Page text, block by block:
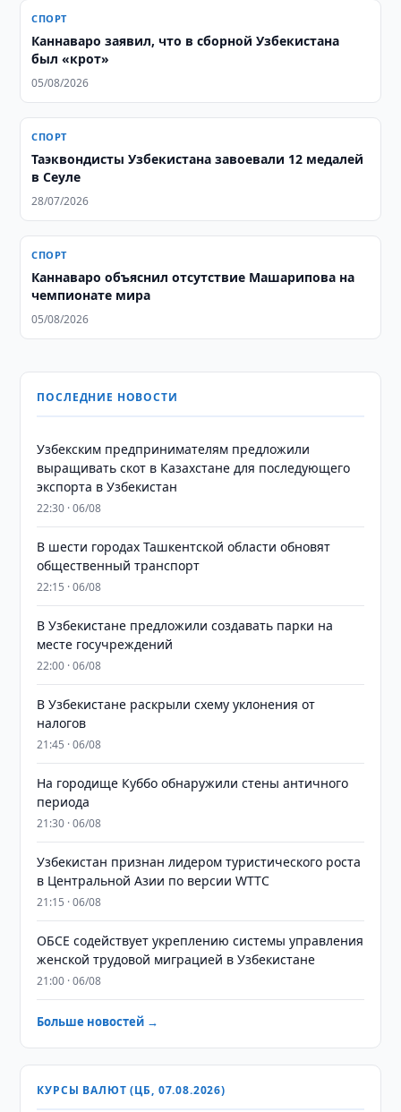
СПОРТ
Каннаваро заявил, что в сборной Узбекистана
был «крот»
05/08/2026
СПОРТ
Таэквондисты Узбекистана завоевали 12 медалей
в Сеуле
28/07/2026
СПОРТ
Каннаваро объяснил отсутствие Машарипова на
чемпионате мира
05/08/2026
ПОСЛЕДНИЕ НОВОСТИ
Узбекским предпринимателям предложили
выращивать скот в Казахстане для последующего
экспорта в Узбекистан
22:30 · 06/08
В шести городах Ташкентской области обновят
общественный транспорт
22:15 · 06/08
В Узбекистане предложили создавать парки на
месте госучреждений
22:00 · 06/08
В Узбекистане раскрыли схему уклонения от
налогов
21:45 · 06/08
На городище Куббо обнаружили стены античного
периода
21:30 · 06/08
Узбекистан признан лидером туристического роста
в Центральной Азии по версии WTTC
21:15 · 06/08
ОБСЕ содействует укреплению системы управления
женской трудовой миграцией в Узбекистане
21:00 · 06/08
Больше новостей →
КУРСЫ ВАЛЮТ (ЦБ, 07.08.2026)